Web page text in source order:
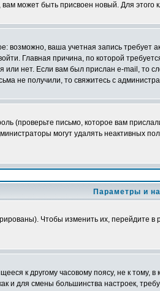
может быть присвоен новый. Для этого
возможно, ваша учетная запись
Главная причина, по которой
или нет. Если вам был прислан e-mail, то
не получили, то свяжитесь с
(проверьте письмо, которое вам
могут удалять неактивных
Параметры и
Чтобы изменить их, перейдите в
к другому часовому поясу, не к тому,
и для смены большинства настроек,